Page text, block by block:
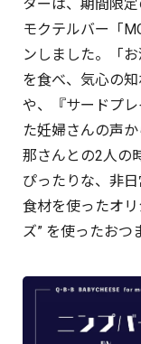
ターは、期間限
モクテルバー「
ンしました。「
を食べ、気心の
や、『サードプ
た妊婦さんの声
那さんとの2人の
ぴったりな、非
食材を使ったオ
ズ” を使ったおつ